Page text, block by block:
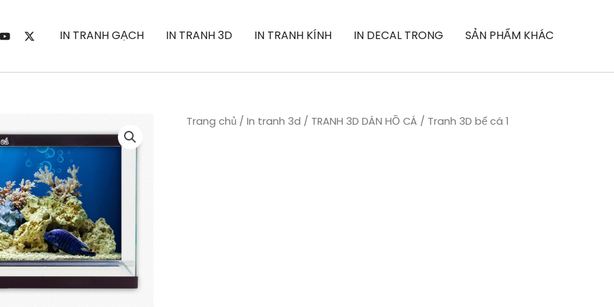
IN TRANH GẠCH IN TRANH 3D IN TRANH KÍNH IN DECAL TRONG SẢN PHẨM KHÁC
Trang chủ / In tranh 3d / TRANH 3D DÁN HỒ CÁ / Tranh 3D bể cá 1